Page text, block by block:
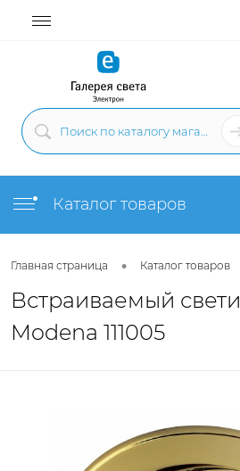
Каталог товаров
Главная страница • Каталог товаров
Встраиваемый
Modena 111005